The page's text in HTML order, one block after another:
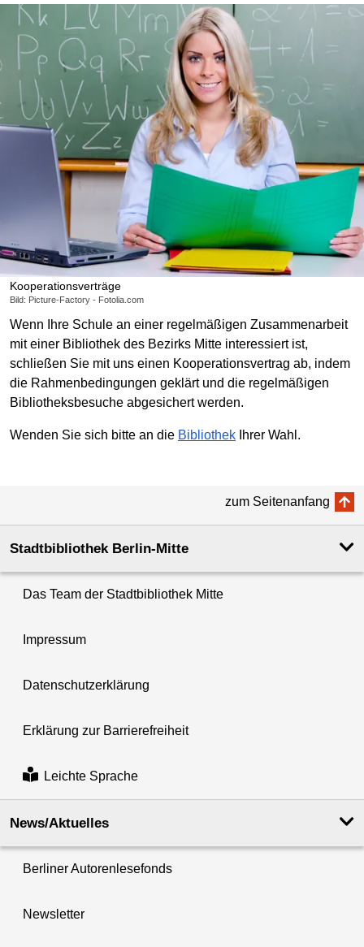
Kooperationsverträge
Bild: Picture-Factory - Fotolia.com
Wenn Ihre Schule an einer regelmäßigen Zusammenarbeit
mit einer Bibliothek des Bezirks Mitte interessiert ist,
schließen Sie mit uns einen Kooperationsvertrag ab, indem
die Rahmenbedingungen geklärt und die regelmäßigen
Bibliotheksbesuche abgesichert werden.
Wenden Sie sich bitte an die Bibliothek Ihrer Wahl.
zum Seitenanfang
Stadtbibliothek Berlin-Mitte
Das Team der Stadtbibliothek Mitte
Impressum
Datenschutzerklärung
Erklärung zur Barrierefreiheit
Leichte Sprache
News/Aktuelles
Berliner Autorenlesefonds
Newsletter